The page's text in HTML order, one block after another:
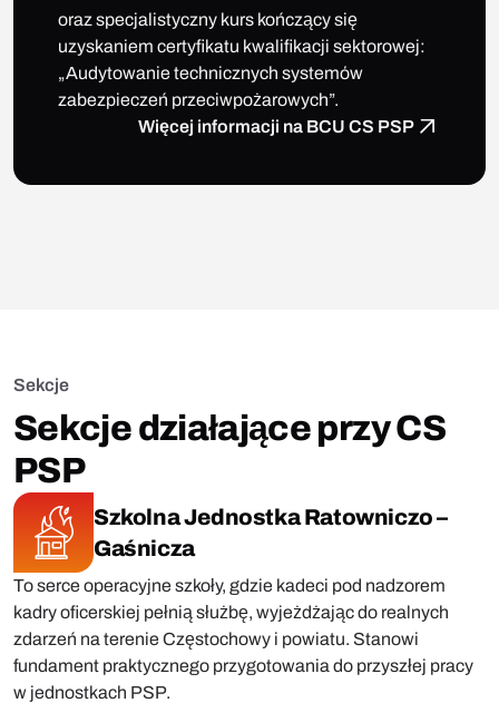
oraz specjalistyczny kurs kończący się
uzyskaniem certyfikatu kwalifikacji sektorowej:
„Audytowanie technicznych systemów
zabezpieczeń przeciwpożarowych”.
Więcej informacji na BCU CS PSP
Sekcje
Sekcje działające przy CS
PSP
Szkolna Jednostka Ratowniczo –
Gaśnicza
To serce operacyjne szkoły, gdzie kadeci pod nadzorem
kadry oficerskiej pełnią służbę, wyjeżdżając do realnych
zdarzeń na terenie Częstochowy i powiatu. Stanowi
fundament praktycznego przygotowania do przyszłej pracy
w jednostkach PSP.